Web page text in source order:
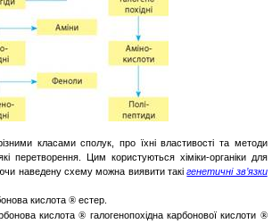
класами сполук , про їхні властивості та методи
перетворення .Цим користуються хіміки-органіки для
наведенусхемуможна виявити такі генетичні зв’язки
кислота® естер
кислота® галогенопохідна карбонової кислоти ®